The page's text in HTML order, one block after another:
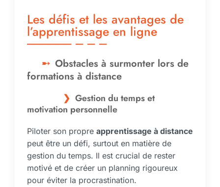
Les défis et les avantages de
l’apprentissage en ligne
Obstacles à surmonter lors de
formations à distance
Gestion du temps et
motivation personnelle
Piloter son propre apprentissage à distance
peut être un défi, surtout en matière de
gestion du temps. Il est crucial de rester
motivé et de créer un planning rigoureux
pour éviter la procrastination.